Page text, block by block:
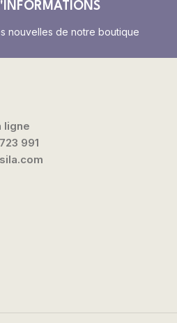
nouvelles de notre boutique
ligne
991